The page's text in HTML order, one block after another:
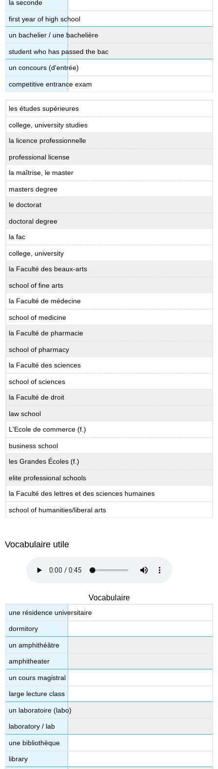
la seconde
first year of high school
un bachelier / une bachelière
student who has passed the bac
un concours (d'entrée)
competitive entrance exam
les études supérieures
college, university studies
la licence professionnelle
professional license
la maîtrise, le master
masters degree
le doctorat
doctoral degree
la fac
college, university
la Faculté des beaux-arts
school of fine arts
la Faculté de médecine
school of medicine
la Faculté de pharmacie
school of pharmacy
la Faculté des sciences
school of sciences
la Faculté de droit
law school
L'Ecole de commerce (f.)
business school
les Grandes Écoles (f.)
elite professional schools
la Faculté des lettres et des sciences humaines
school of humanities/liberal arts
Vocabulaire utile
Vocabulaire
une résidence universitaire
dormitory
un amphithéâtre
amphitheater
un cours magistral
large lecture class
un laboratoire (labo)
laboratory / lab
une bibliothèque
library